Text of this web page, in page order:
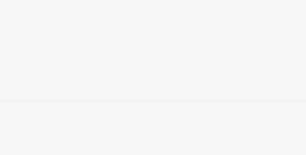
Pancarta laminada con